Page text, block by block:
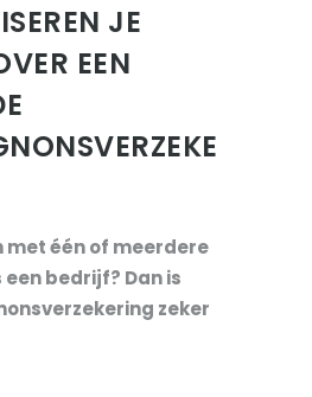
JE
EEN
met één of meerdere
bedrijf? Dan is
zeker